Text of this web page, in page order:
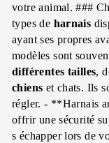
votre animal. ###
types de harnais
ayant ses propres
modèles sont
différentes tailles,
chiens et chats. Ils
régler. - **Harnais
offrir une sécurité
s échapper lors de